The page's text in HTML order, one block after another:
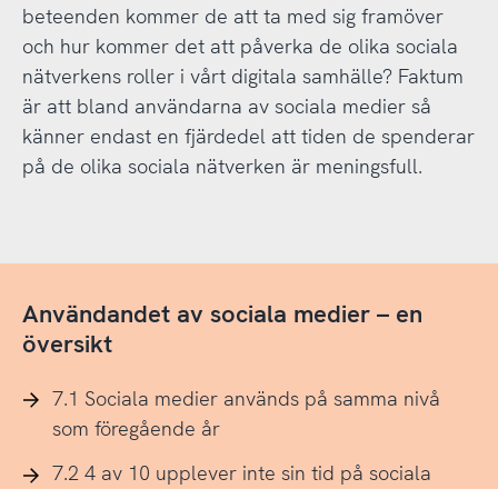
beteenden kommer de att ta med sig framöver
och hur kommer det att påverka de olika sociala
nätverkens roller i vårt digitala samhälle? Faktum
är att bland användarna av sociala medier så
känner endast en fjärdedel att tiden de spenderar
på de olika sociala nätverken är meningsfull.
Användandet av sociala medier – en
översikt
7.1 Sociala medier används på samma nivå
som föregående år
7.2 4 av 10 upplever inte sin tid på sociala